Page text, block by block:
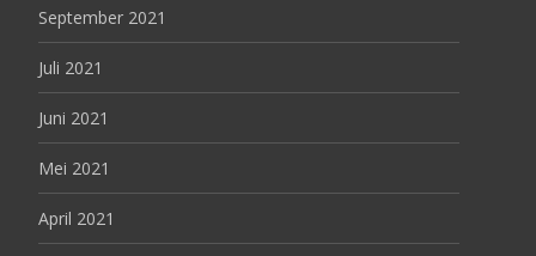
September 2021
Juli 2021
Juni 2021
Mei 2021
April 2021